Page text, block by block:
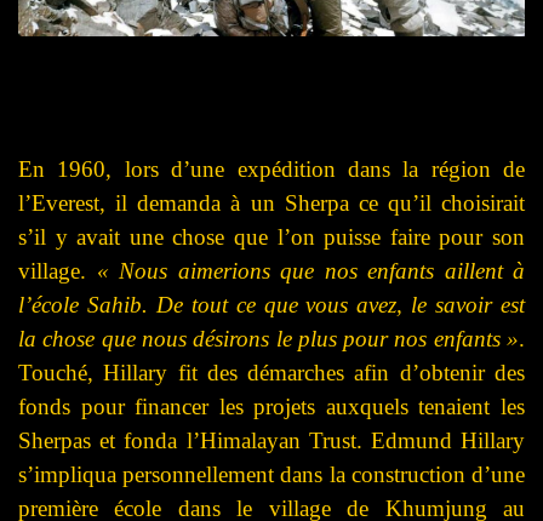
En 1960, lors d’une expédition dans la région de
l’Everest, il demanda à un Sherpa ce qu’il choisirait
s’il y avait une chose que l’on puisse faire pour son
village. « Nous aimerions que nos enfants aillent à
l’école Sahib. De tout ce que vous avez, le savoir est
la chose que nous désirons le plus pour nos enfants ».
Touché, Hillary fit des démarches afin d’obtenir des
fonds pour financer les projets auxquels tenaient les
Sherpas et fonda l’Himalayan Trust. Edmund Hillary
s’impliqua personnellement dans la construction d’une
première école dans le village de Khumjung au